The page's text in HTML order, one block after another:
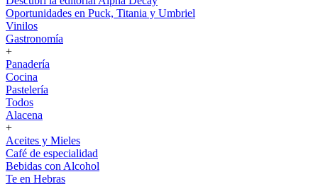
Oportunidades en Puck, Titania y Umbriel
Vinilos
Gastronomía
+
Panadería
Cocina
Pastelería
Todos
Alacena
+
Aceites y Mieles
Café de especialidad
Bebidas con Alcohol
Te en Hebras